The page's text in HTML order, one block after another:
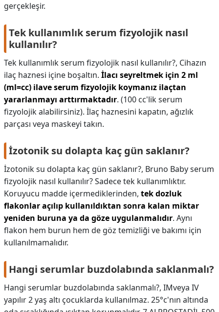
gerçekleşir.
Tek kullanımlık serum fizyolojik nasıl
kullanılır?
Tek kullanımlık serum fizyolojik nasıl kullanılır?, Cihazın
ilaç haznesi içine boşaltın. İlacı seyreltmek için 2 ml
(ml=cc) ilave serum fizyolojik koymanız ilaçtan
yararlanmayı arttırmaktadır. (100 cc'lik serum
fizyolojik alabilirsiniz). İlaç haznesini kapatın, ağızlık
parçası veya maskeyi takın.
İzotonik su dolapta kaç gün saklanır?
İzotonik su dolapta kaç gün saklanır?, Bruno Baby serum
fizyolojik nasıl kullanılır? Sadece tek kullanımlıktır.
Koruyucu madde içermediklerinden, tek dozluk
flakonlar açılıp kullanıldıktan sonra kalan miktar
yeniden buruna ya da göze uygulanmalıdır. Aynı
flakon hem burun hem de göz temizliği ve bakımı için
kullanılmamalıdır.
Hangi serumlar buzdolabında saklanmalı?
Hangi serumlar buzdolabında saklanmalı?, IMveya IV
yapılır 2 yaş altı çocuklarda kullanılmaz. 25°c'nın altında